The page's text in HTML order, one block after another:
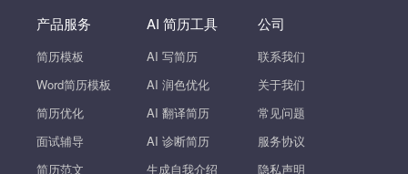
产品服务
简历模板
Word简历模板
简历优化
面试辅导
简历范文
AI 简历工具
AI 写简历
AI 润色优化
AI 翻译简历
AI 诊断简历
生成自我介绍
公司
联系我们
关于我们
常见问题
服务协议
隐私声明